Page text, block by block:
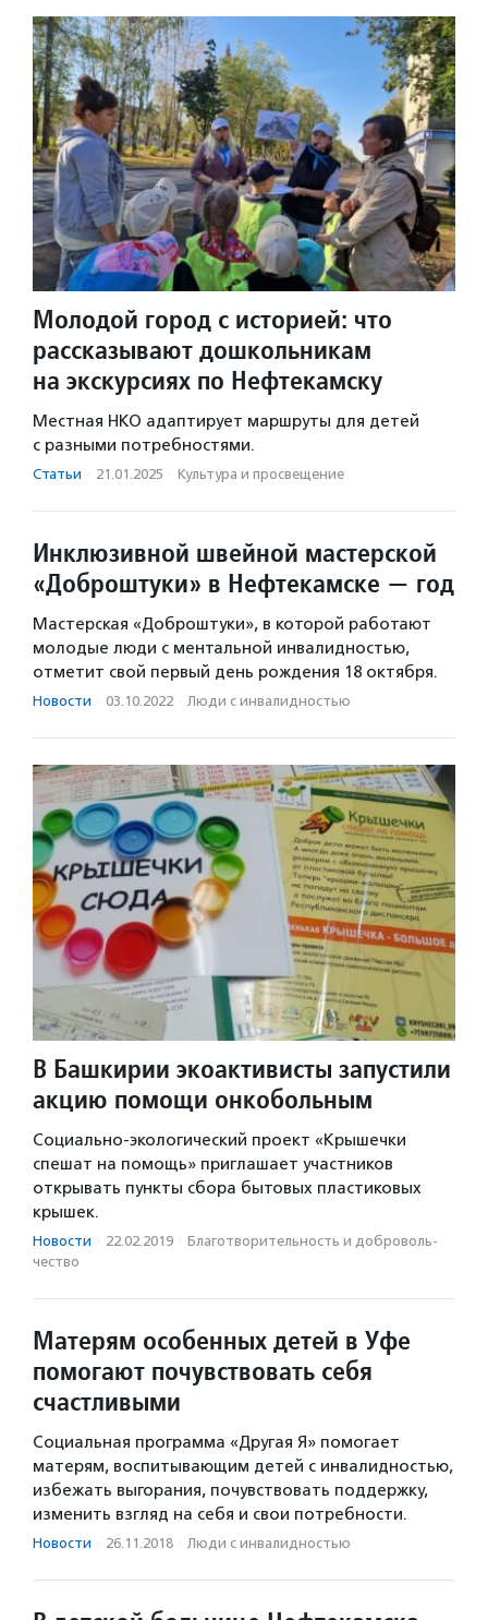
Молодой город с историей: что
рассказывают дошкольникам
на экскурсиях по Нефтекамску
Местная НКО адаптирует маршруты для детей
с разными потребностями.
Статьи · 21.01.2025 · Культура и просвещение
Инклюзивной швейной мастерской
«Доброштуки» в Нефтекамске — год
Мастерская «Доброштуки», в которой работают
молодые люди с ментальной инвалидностью,
отметит свой первый день рождения 18 октября.
Новости · 03.10.2022 · Люди с инвалидностью
В Башкирии экоактивисты запустили
акцию помощи онкобольным
Социально-экологический проект «Крышечки
спешат на помощь» приглашает участников
открывать пункты сбора бытовых пластиковых
крышек.
Новости · 22.02.2019 · Благотвори­тель­ность и доброволь­
чест­во
Матерям особенных детей в Уфе
помогают почувствовать себя
счастливыми
Социальная программа «Другая Я» помогает
матерям, воспитывающим детей с инвалидностью,
избежать выгорания, почувствовать поддержку,
изменить взгляд на себя и свои потребности.
Новости · 26.11.2018 · Люди с инвалидностью